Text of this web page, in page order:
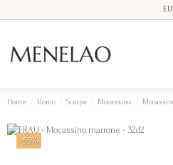
Home Uomo Scarpe Mocassino
-55%